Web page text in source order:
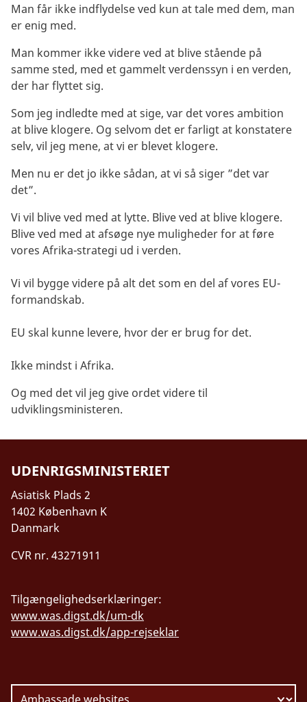
Man får ikke indflydelse ved kun at tale med dem, man
er enig med.
Man kommer ikke videre ved at blive stående på
samme sted, med et gammelt verdenssyn i en verden,
der har flyttet sig.
Som jeg indledte med at sige, var det vores ambition
at blive klogere. Og selvom det er farligt at konstatere
selv, vil jeg mene, at vi er blevet klogere.
Men nu er det jo ikke sådan, at vi så siger ”det var
det”.
Vi vil blive ved med at lytte. Blive ved at blive klogere.
Blive ved med at afsøge nye muligheder for at føre
vores Afrika-strategi ud i verden.
Vi vil bygge videre på alt det som en del af vores EU-
formandskab.
EU skal kunne levere, hvor der er brug for det.
Ikke mindst i Afrika.
Og med det vil jeg give ordet videre til
udviklingsministeren.
UDENRIGSMINISTERIET
Asiatisk Plads 2
1402 København K
Danmark
CVR nr. 43271911
Tilgængelighedserklæringer:
www.was.digst.dk/um-dk
www.was.digst.dk/app-rejseklar